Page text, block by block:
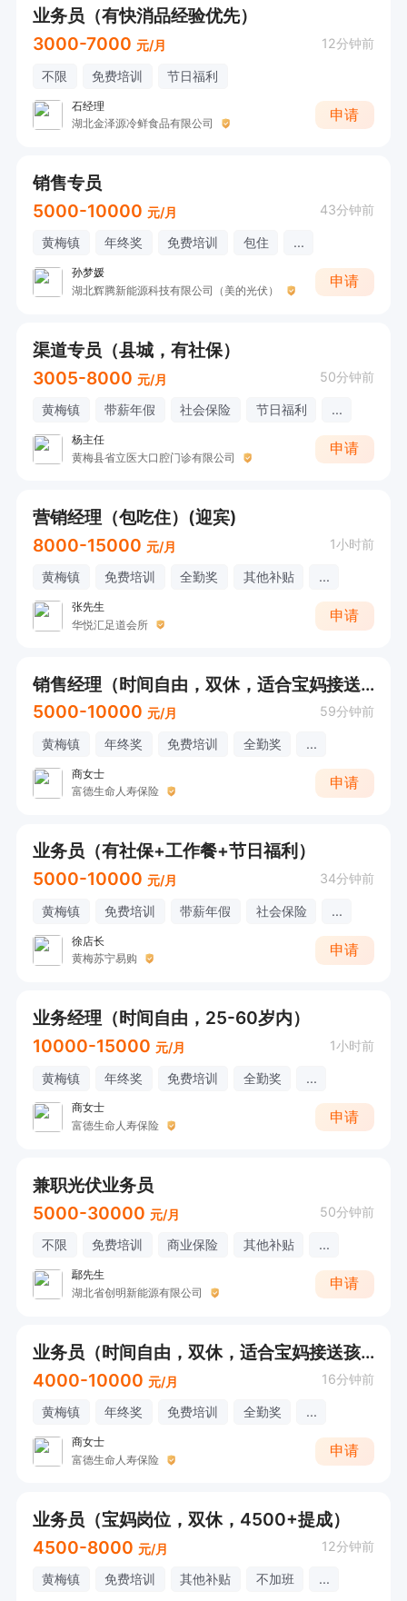
业务员（有快消品经验优先）
3000-7000 元/月 12分钟前
不限 免费培训 节日福利
石经理
湖北金泽源冷鲜食品有限公司
申请
销售专员
5000-10000 元/月 43分钟前
黄梅镇 年终奖 免费培训 包住 ...
孙梦媛
湖北辉腾新能源科技有限公司（美的光伏）
申请
渠道专员（县城，有社保）
3005-8000 元/月 50分钟前
黄梅镇 带薪年假 社会保险 节日福利 ...
杨主任
黄梅县省立医大口腔门诊有限公司
申请
营销经理（包吃住）(迎宾)
8000-15000 元/月 1小时前
黄梅镇 免费培训 全勤奖 其他补贴 ...
张先生
华悦汇足道会所
申请
销售经理（时间自由，双休，适合宝妈接送孩子）
5000-10000 元/月 59分钟前
黄梅镇 年终奖 免费培训 全勤奖 ...
商女士
富德生命人寿保险
申请
业务员（有社保+工作餐+节日福利）
5000-10000 元/月 34分钟前
黄梅镇 免费培训 带薪年假 社会保险 ...
徐店长
黄梅苏宁易购
申请
业务经理（时间自由，25-60岁内）
10000-15000 元/月 1小时前
黄梅镇 年终奖 免费培训 全勤奖 ...
商女士
富德生命人寿保险
申请
兼职光伏业务员
5000-30000 元/月 50分钟前
不限 免费培训 商业保险 其他补贴 ...
鄢先生
湖北省创明新能源有限公司
申请
业务员（时间自由，双休，适合宝妈接送孩子）
4000-10000 元/月 16分钟前
黄梅镇 年终奖 免费培训 全勤奖 ...
商女士
富德生命人寿保险
申请
业务员（宝妈岗位，双休，4500+提成）
4500-8000 元/月 12分钟前
黄梅镇 免费培训 其他补贴 不加班 ...